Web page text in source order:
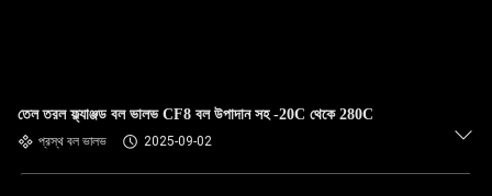
তেল তরল ফ্ল্যাঞ্জড বল ভালভ CF8 বল উপাদান সহ -20C থেকে 280C
প্রস্থ বল ভালভ 2025-09-02